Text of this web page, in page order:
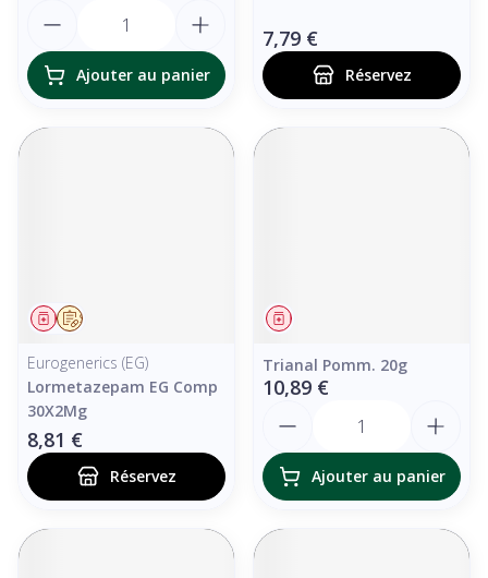
Ajouter au panier
7,79 €
Réservez
Sur prescription
Médicament
Eurogenerics (EG)
Lormetazepam EG Comp
30X2Mg
8,81 €
Réservez
Médicament
Trianal Pomm. 20g
10,89 €
Ajouter au panier